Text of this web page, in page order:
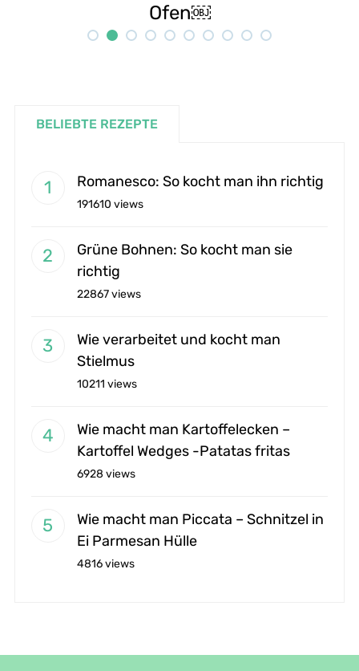
Rezept
BELIEBTE REZEPTE
Romanesco: So kocht man ihn richtig
191610 views
Grüne Bohnen: So kocht man sie
richtig
22867 views
Wie verarbeitet und kocht man
Stielmus
10211 views
Wie macht man Kartoffelecken –
Kartoffel Wedges -Patatas fritas
6928 views
Wie macht man Piccata – Schnitzel in
Ei Parmesan Hülle
4816 views